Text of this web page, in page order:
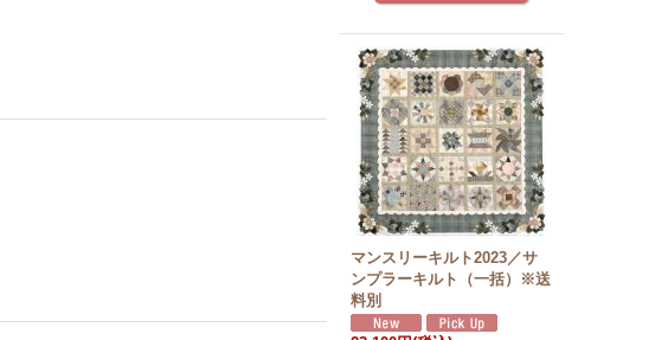
マンスリーキルト2023／サ
ンプラーキルト（一括）※送
料別